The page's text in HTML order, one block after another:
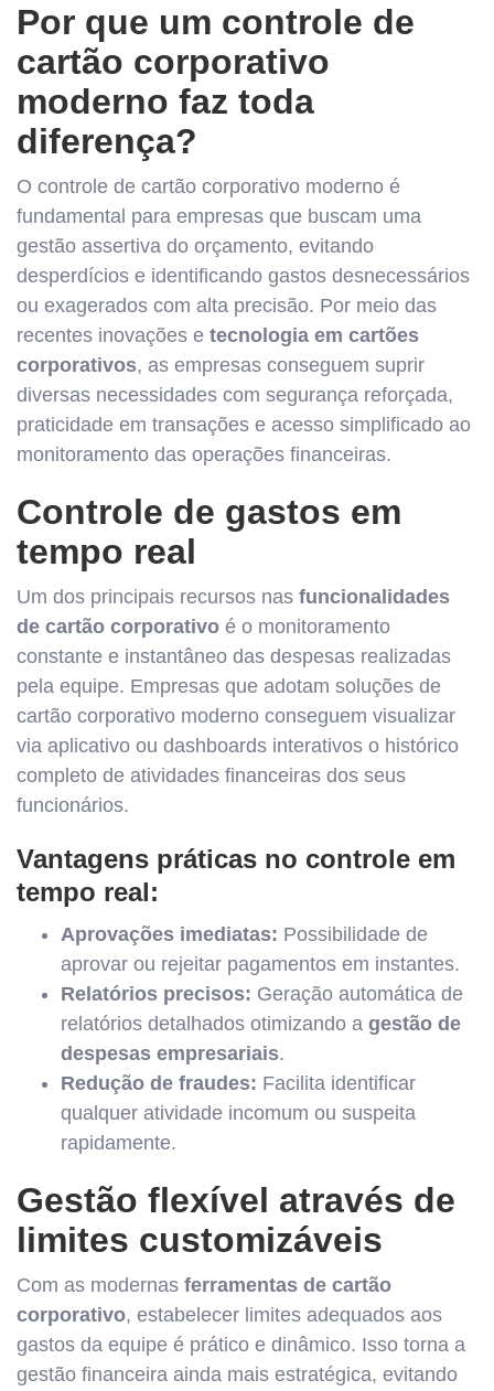
Por que um controle de
cartão corporativo
moderno faz toda
diferença?
O controle de cartão corporativo moderno é
fundamental para empresas que buscam uma
gestão assertiva do orçamento, evitando
desperdícios e identificando gastos desnecessários
ou exagerados com alta precisão. Por meio das
recentes inovações e tecnologia em cartões
corporativos, as empresas conseguem suprir
diversas necessidades com segurança reforçada,
praticidade em transações e acesso simplificado ao
monitoramento das operações financeiras.
Controle de gastos em
tempo real
Um dos principais recursos nas funcionalidades
de cartão corporativo é o monitoramento
constante e instantâneo das despesas realizadas
pela equipe. Empresas que adotam soluções de
cartão corporativo moderno conseguem visualizar
via aplicativo ou dashboards interativos o histórico
completo de atividades financeiras dos seus
funcionários.
Vantagens práticas no controle em
tempo real:
Aprovações imediatas: Possibilidade de
aprovar ou rejeitar pagamentos em instantes.
Relatórios precisos: Geração automática de
relatórios detalhados otimizando a gestão de
despesas empresariais.
Redução de fraudes: Facilita identificar
qualquer atividade incomum ou suspeita
rapidamente.
Gestão flexível através de
limites customizáveis
Com as modernas ferramentas de cartão
corporativo, estabelecer limites adequados aos
gastos da equipe é prático e dinâmico. Isso torna a
gestão financeira ainda mais estratégica, evitando